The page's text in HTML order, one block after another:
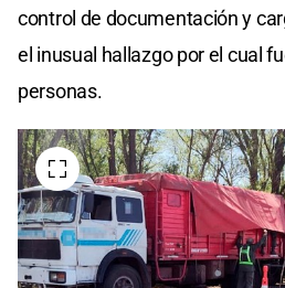
control de documentación y
el inusual hallazgo por el cual
personas.